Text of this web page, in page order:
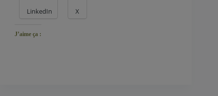
LinkedIn X
J’aime ça :